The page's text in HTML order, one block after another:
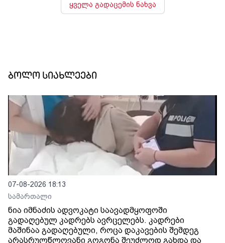
ყველა გადაცემის ნახვა
ბოლო სიახლეები
07-08-2026 18:13
სამართალი
ნია იმნაძის ადვოკატი საავადმყოფოში
გადაღებულ კადრებს ავრცელებს. კადრები
მაშინაა გადაღებული, როცა დაკავების შემდეგ
არასრულწლოვანი გოგონა შეუძლოდ გახდა და